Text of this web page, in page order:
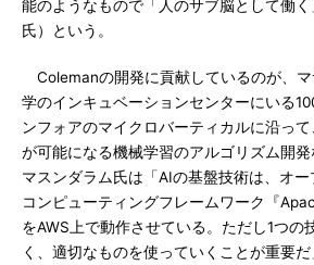
能のようなもので「人のサブ脳として働
氏）という。
Colemanの開発に貢献しているのが、
学のインキュベーションセンターにいる
ンフォアのマイクロバーティカルに沿っ
が可能になる機械学習のアルゴリズム開
マスンダラム氏は「AIの基盤技術は、オ
コンピューティングフレームワーク『
をAWS上で動作させている。ただし1つの
く、適切なものを使っていくことが重要だ